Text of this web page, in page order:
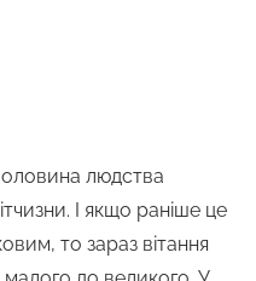
людства
І якщо раніше це
то зараз вітання